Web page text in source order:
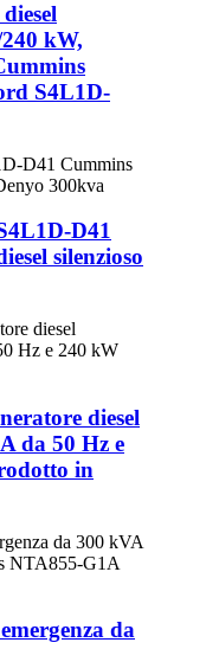
kW,
S4L1D-
D41
silenzioso
diesel
da 50 Hz e
in
da